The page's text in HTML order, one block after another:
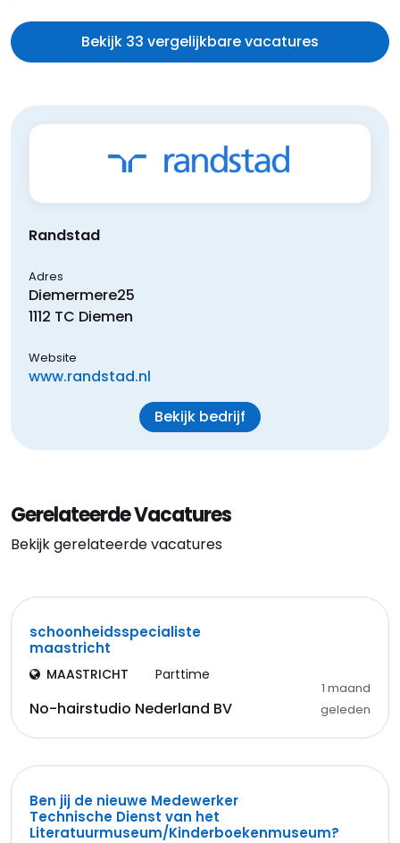
Bekijk 33 vergelijkbare vacatures
Randstad
Adres
Diemermere25
1112 TC Diemen
Website
www.randstad.nl
Bekijk bedrijf
Gerelateerde Vacatures
Bekijk gerelateerde vacatures
schoonheidsspecialiste
maastricht
MAASTRICHT Parttime
No-hairstudio Nederland BV
1 maand
geleden
Ben jij de nieuwe Medewerker
Technische Dienst van het
Literatuurmuseum/Kinderboekenmuseum?